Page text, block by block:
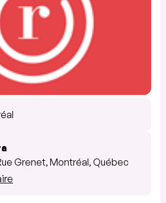
Grenet, Montréal, Québec